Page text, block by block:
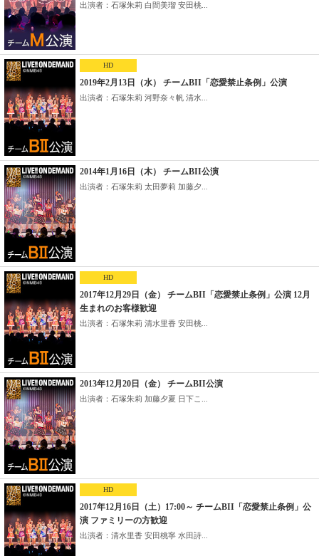
出演者：石塚朱莉 白間美瑠 安田桃...
HD
2019年2月13日（水） チームBII「恋愛禁止条例」公演
出演者：石塚朱莉 河野奈々帆 清水...
2014年1月16日（木） チームBII公演
出演者：石塚朱莉 太田夢莉 加藤夕...
HD
2017年12月29日（金） チームBII「恋愛禁止条例」公演 12月
生まれのお客様歓迎
出演者：石塚朱莉 清水里香 安田桃...
2013年12月20日（金） チームBII公演
出演者：石塚朱莉 加藤夕夏 日下こ...
HD
2017年12月16日（土）17:00～ チームBII「恋愛禁止条例」公
演 ファミリーの方歓迎
出演者：清水里香 安田桃寧 水田詩...